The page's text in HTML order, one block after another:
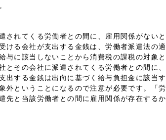
されてくる労働者との間に、雇用関係がないと
ける会社が支出する金銭は、労働者派遣法の適
与に該当しないことから消費税の課税の対象と
その会社に派遣されてくる労働者との間に、
出する金銭は出向に基づく給与負担金に該当す
外ということになるので注意が必要です。「労
先と当該労働者との間に雇用関係が存在するか